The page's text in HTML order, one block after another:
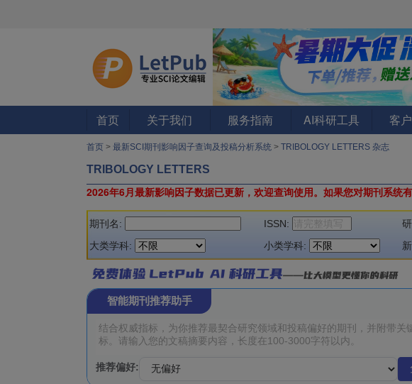
首页 关于我们 服务指南 AI科研工具 客
首页 > 最新SCI期刊影响因子查询及投稿分析系统 > TRIBOLOGY LETTERS 杂志
TRIBOLOGY LETTERS
2026年6月最新影响因子数据已更新，欢迎查询使用。 如果您对期刊系统
期刊名: ISSN:
大类学科:
小类学科:
智能期刊推荐助手
推荐偏好: